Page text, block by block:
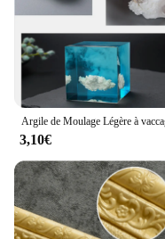
3,10€